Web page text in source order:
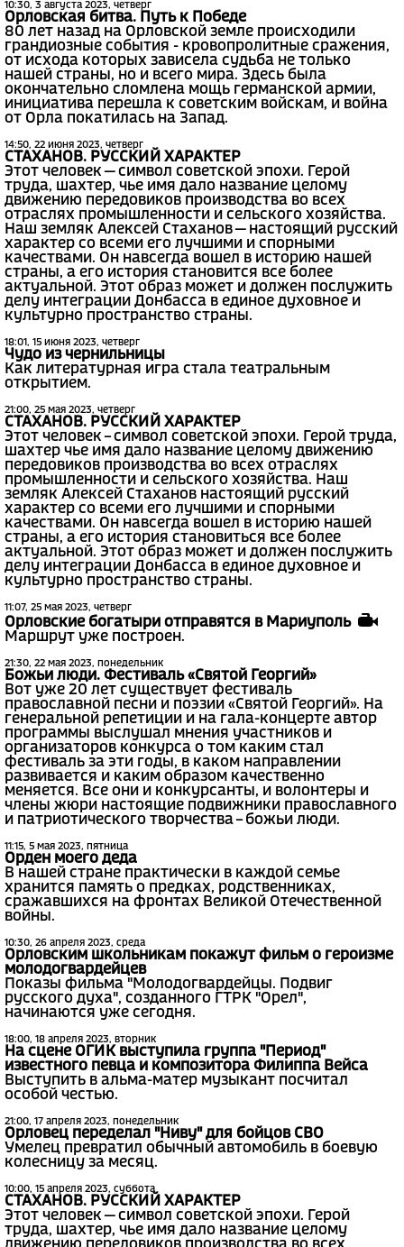
10:30, 3 августа 2023, четверг
Орловская битва. Путь к Победе
80 лет назад на Орловской земле происходили
грандиозные события - кровопролитные сражения,
от исхода которых зависела судьба не только
нашей страны, но и всего мира. Здесь была
окончательно сломлена мощь германской армии,
инициатива перешла к советским войскам, и война
от Орла покатилась на Запад.
14:50, 22 июня 2023, четверг
СТАХАНОВ. РУССКИЙ ХАРАКТЕР
Этот человек — символ советской эпохи. Герой
труда, шахтер, чье имя дало название целому
движению передовиков производства во всех
отраслях промышленности и сельского хозяйства.
Наш земляк Алексей Стаханов — настоящий русский
характер со всеми его лучшими и спорными
качествами. Он навсегда вошел в историю нашей
страны, а его история становится все более
актуальной. Этот образ может и должен послужить
делу интеграции Донбасса в единое духовное и
культурно пространство страны.
18:01, 15 июня 2023, четверг
Чудо из чернильницы
Как литературная игра стала театральным
открытием.
21:00, 25 мая 2023, четверг
СТАХАНОВ. РУССКИЙ ХАРАКТЕР
Этот человек – символ советской эпохи. Герой труда,
шахтер чье имя дало название целому движению
передовиков производства во всех отраслях
промышленности и сельского хозяйства. Наш
земляк Алексей Стаханов настоящий русский
характер со всеми его лучшими и спорными
качествами. Он навсегда вошел в историю нашей
страны, а его история становиться все более
актуальной. Этот образ может и должен послужить
делу интеграции Донбасса в единое духовное и
культурно пространство страны.
11:07, 25 мая 2023, четверг
Орловские богатыри отправятся в Мариуполь
Маршрут уже построен.
21:30, 22 мая 2023, понедельник
Божьи люди. Фестиваль «Святой Георгий»
Вот уже 20 лет существует фестиваль
православной песни и поэзии «Святой Георгий». На
генеральной репетиции и на гала-концерте автор
программы выслушал мнения участников и
организаторов конкурса о том каким стал
фестиваль за эти годы, в каком направлении
развивается и каким образом качественно
меняется. Все они и конкурсанты, и волонтеры и
члены жюри настоящие подвижники православного
и патриотического творчества – божьи люди.
11:15, 5 мая 2023, пятница
Орден моего деда
В нашей стране практически в каждой семье
хранится память о предках, родственниках,
сражавшихся на фронтах Великой Отечественной
войны.
10:30, 26 апреля 2023, среда
Орловским школьникам покажут фильм о героизме
молодогвардейцев
Показы фильма "Молодогвардейцы. Подвиг
русского духа", созданного ГТРК "Орел",
начинаются уже сегодня.
18:00, 18 апреля 2023, вторник
На сцене ОГИК выступила группа "Период"
известного певца и композитора Филиппа Вейса
Выступить в альма-матер музыкант посчитал
особой честью.
21:00, 17 апреля 2023, понедельник
Орловец переделал "Ниву" для бойцов СВО
Умелец превратил обычный автомобиль в боевую
колесницу за месяц.
10:00, 15 апреля 2023, суббота
СТАХАНОВ. РУССКИЙ ХАРАКТЕР
Этот человек — символ советской эпохи. Герой
труда, шахтер, чье имя дало название целому